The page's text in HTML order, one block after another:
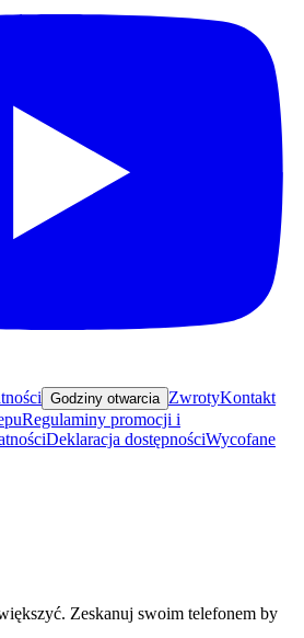
Godziny otwarcia ZwrotyKontakt
Regulaminy promocji i
Deklaracja dostępnościWycofane
Zeskanuj swoim telefonem by